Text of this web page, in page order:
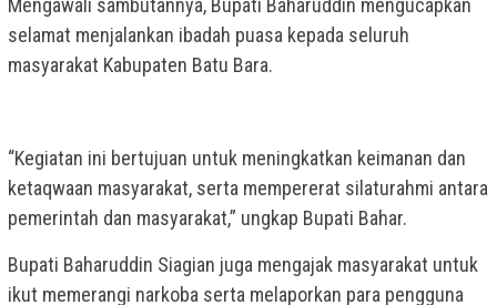
Mengawali sambutannya, Bupati Baharuddin mengucapkan
selamat menjalankan ibadah puasa kepada seluruh
masyarakat Kabupaten Batu Bara.
“Kegiatan ini bertujuan untuk meningkatkan keimanan dan
ketaqwaan masyarakat, serta mempererat silaturahmi antara
pemerintah dan masyarakat,” ungkap Bupati Bahar.
Bupati Baharuddin Siagian juga mengajak masyarakat untuk
ikut memerangi narkoba serta melaporkan para pengguna